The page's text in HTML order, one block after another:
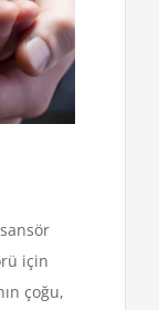
için
çoğu,